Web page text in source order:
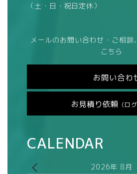
（土・日・祝日定休）
メールのお問い合わせ・ご相談
こちら
お問い合わ
お見積り依頼 （ロ
CALENDAR
2026年 8月